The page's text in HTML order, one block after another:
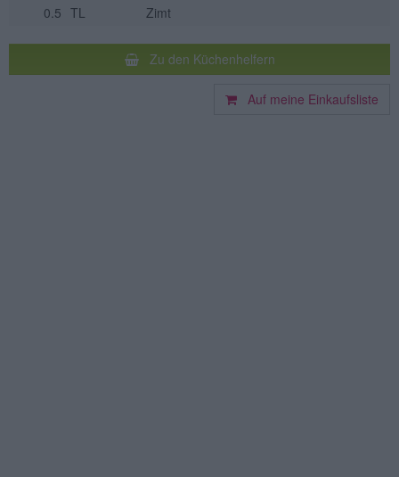
0.5 TL Zimt
Zu den Küchenhelfern
Auf meine Einkaufsliste